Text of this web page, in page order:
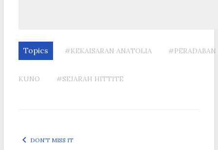
Topics #KEKAISARAN ANATOLIA #PERADABAN
KUNO #SEJARAH HITTITE
DON'T MISS IT